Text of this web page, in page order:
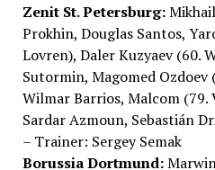
Zenit St. Petersburg:
Prokhin, Douglas Santos,
Lovren), Daler Kuzyaev (60.
Sutormin, Magomed Ozdoev
Wilmar Barrios, Malcom (79.
Sardar Azmoun, Sebastián
– Trainer: Sergey Semak
Borussia Dortmund: